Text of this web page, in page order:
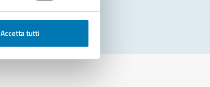
Accetta tutti